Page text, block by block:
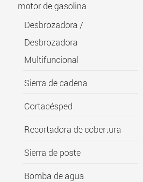
motor de gasolina
Desbrozadora /
Desbrozadora
Multifuncional
Sierra de cadena
Cortacésped
Recortadora de cobertura
Sierra de poste
Bomba de agua